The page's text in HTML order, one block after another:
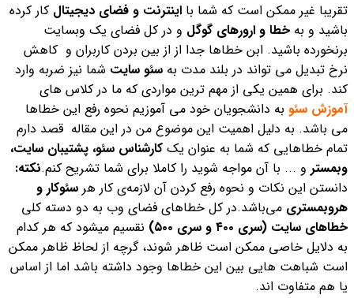
تقریبا غیر ممکن است که شما با اینترنت و فضای دیجیتال کار کرده
باشید و به خطا و ارورهای گوگل و در کل فضای یک وبسایت
برنخورده باشید. ابن خطاها جدا از از بین بردن کاربران و کاهش
نرخ تبدیل می تواند در بلند مدت به سئو سایت شما نیز ضربه وارد
کند. برای همین یکی از مهم ترین مواردی که ما در کلاس های
آموزش سئو به دانشجویان خود می آموزیم نحوه رفع این خطاها
می باشد. به دلیل اهمیت این موضوع من در این مقاله قصد دارم
تمام خطاهایی که شما به عنوان یک کارشناس سئو، پشتیبان سایت،
وبمستر و ... با آن مواجه شوید را کاملا برای شما تشریح کنم.نکته:
دانستن این نکات و نحوه رفع کردن آن لازمه‌ی کار هر سئوکار و
هروبمستری می‌باشد.در کل خطاهای فضای وب به دو دسته کلی
خطاهای سایت (سری ۴۰۰ و سری ۵۰۰)
نقسیم میشود که هر کدام
به دلایل خاصی ممکن است ظاهر شوند، گرچه از لحاظ ظاهر ممکن
است شباهت هایی بین این خطاها وجود داشته باشد اما از اساس
یا هم متفاوت اند.